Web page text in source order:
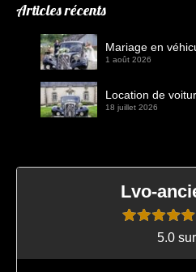
Articles récents
Mariage en
1 août 2026
Location de
18 juillet 2026
Lvo-
5.0